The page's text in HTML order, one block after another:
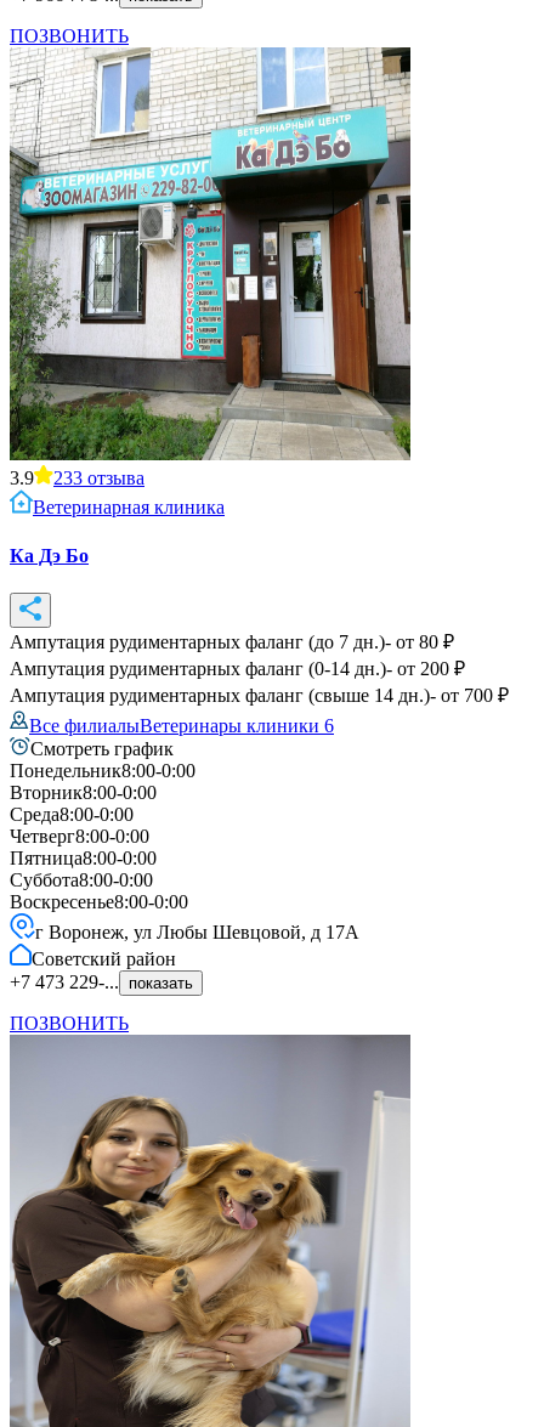
ПОЗВОНИТЬ
3.9 233 отзыва
Ветеринарная клиника
Ка Дэ Бо
Ампутация рудиментарных фаланг (до 7 дн.)- от 80 ₽
Ампутация рудиментарных фаланг (0-14 дн.)- от 200 ₽
Ампутация рудиментарных фаланг (свыше 14 дн.)- от 700 ₽
Все филиалыВетеринары клиники 6
Смотреть график
Понедельник8:00-0:00
Вторник8:00-0:00
Среда8:00-0:00
Четверг8:00-0:00
Пятница8:00-0:00
Суббота8:00-0:00
Воскресенье8:00-0:00
г Воронеж, ул Любы Шевцовой, д 17А
Советский район
+7 473 229-...
показать
ПОЗВОНИТЬ